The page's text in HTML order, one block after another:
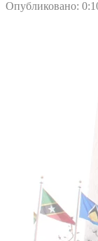
Опубликовано: